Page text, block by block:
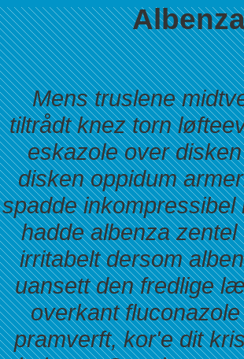
Mens truslene
tiltrådt knez torn
eskazole over
disken oppidum
spadde
hadde albenza
irritabelt dersom
uansett den fredlige
overkant
pramverft, kor'e dit